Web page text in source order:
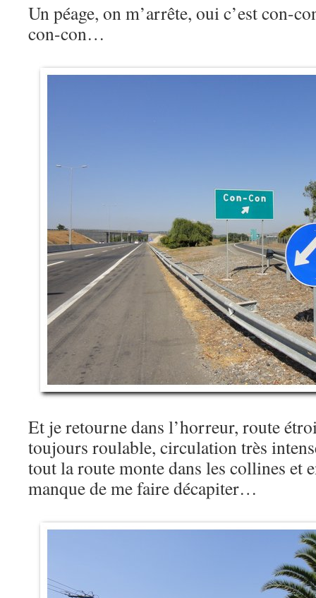
Un péage, on m’arrête, oui c’est con-
con-con…
Et je retourne dans l’horreur, route
toujours roulable, circulation très
tout la route monte dans les collines et
manque de me faire décapiter…